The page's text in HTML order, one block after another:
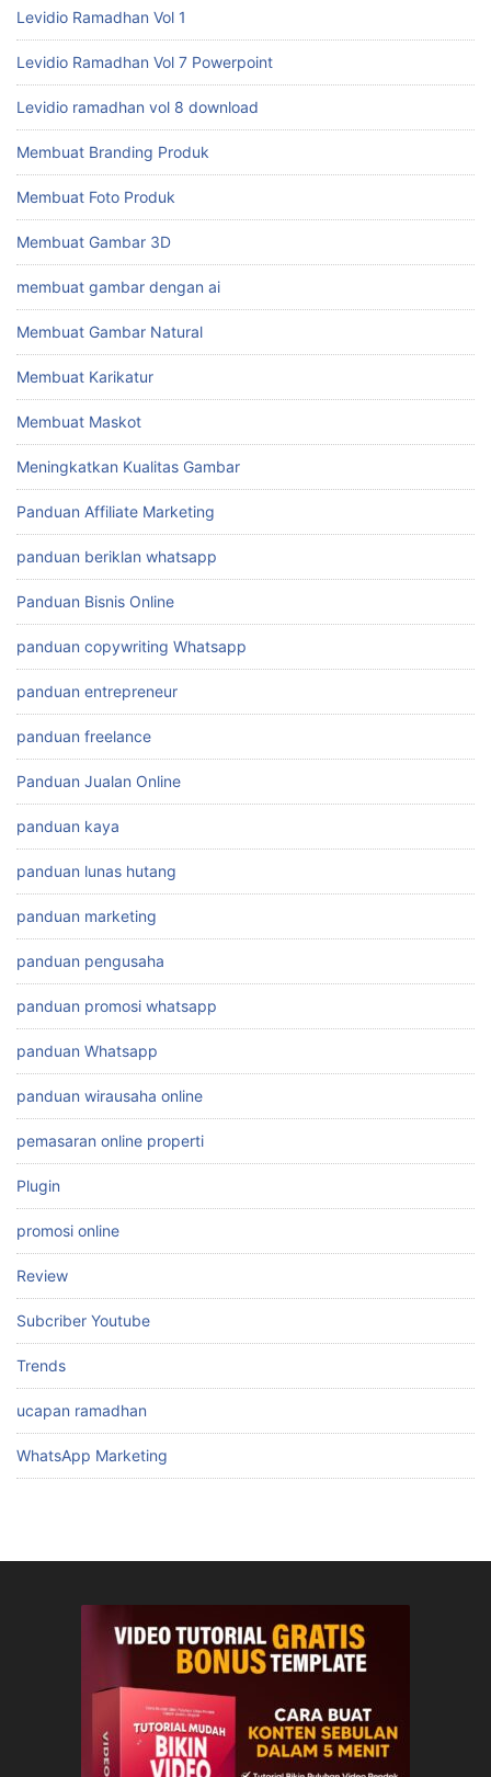
Levidio Ramadhan Vol 1
Levidio Ramadhan Vol 7 Powerpoint
Levidio ramadhan vol 8 download
Membuat Branding Produk
Membuat Foto Produk
Membuat Gambar 3D
membuat gambar dengan ai
Membuat Gambar Natural
Membuat Karikatur
Membuat Maskot
Meningkatkan Kualitas Gambar
Panduan Affiliate Marketing
panduan beriklan whatsapp
Panduan Bisnis Online
panduan copywriting Whatsapp
panduan entrepreneur
panduan freelance
Panduan Jualan Online
panduan kaya
panduan lunas hutang
panduan marketing
panduan pengusaha
panduan promosi whatsapp
panduan Whatsapp
panduan wirausaha online
pemasaran online properti
Plugin
promosi online
Review
Subcriber Youtube
Trends
ucapan ramadhan
WhatsApp Marketing